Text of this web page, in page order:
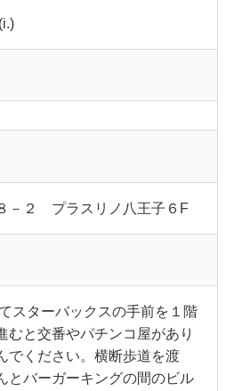
－２ プラスリノ八王子６F
スターバックスの手前を１階
むと交番やパチンコ屋があり
でください。横断歩道を渡
とバーガーキングの間のビル